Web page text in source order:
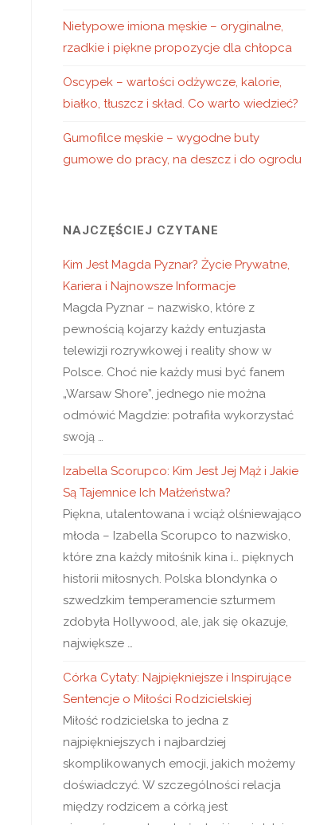
Nietypowe imiona męskie – oryginalne,
rzadkie i piękne propozycje dla chłopca
Oscypek – wartości odżywcze, kalorie,
białko, tłuszcz i skład. Co warto wiedzieć?
Gumofilce męskie – wygodne buty
gumowe do pracy, na deszcz i do ogrodu
NAJCZĘŚCIEJ CZYTANE
Kim Jest Magda Pyznar? Życie Prywatne,
Kariera i Najnowsze Informacje
Magda Pyznar – nazwisko, które z
pewnością kojarzy każdy entuzjasta
telewizji rozrywkowej i reality show w
Polsce. Choć nie każdy musi być fanem
„Warsaw Shore”, jednego nie można
odmówić Magdzie: potrafiła wykorzystać
swoją …
Izabella Scorupco: Kim Jest Jej Mąż i Jakie
Są Tajemnice Ich Małżeństwa?
Piękna, utalentowana i wciąż olśniewająco
młoda – Izabella Scorupco to nazwisko,
które zna każdy miłośnik kina i… pięknych
historii miłosnych. Polska blondynka o
szwedzkim temperamencie szturmem
zdobyła Hollywood, ale, jak się okazuje,
największe …
Córka Cytaty: Najpiękniejsze i Inspirujące
Sentencje o Miłości Rodzicielskiej
Miłość rodzicielska to jedna z
najpiękniejszych i najbardziej
skomplikowanych emocji, jakich możemy
doświadczyć. W szczególności relacja
między rodzicem a córką jest